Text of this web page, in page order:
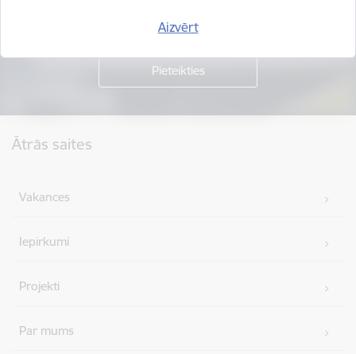
Aizvērt
Ātrās saites
Vakances
Iepirkumi
Projekti
Par mums